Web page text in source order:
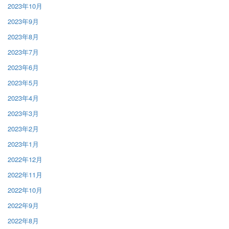
2023年10月
2023年9月
2023年8月
2023年7月
2023年6月
2023年5月
2023年4月
2023年3月
2023年2月
2023年1月
2022年12月
2022年11月
2022年10月
2022年9月
2022年8月